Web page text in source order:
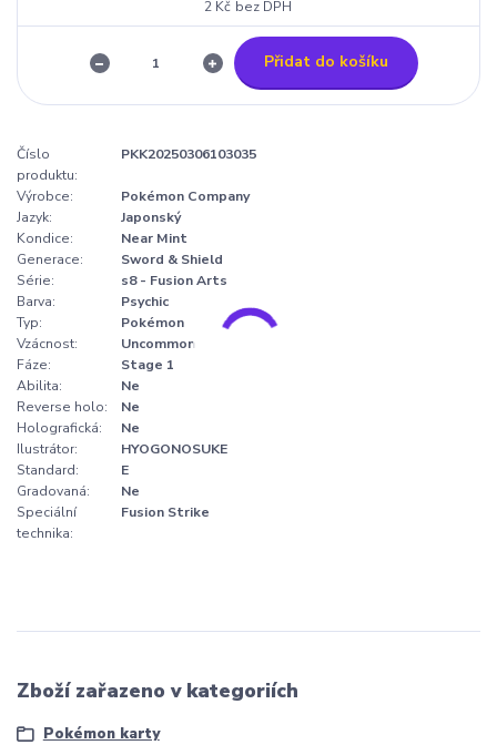
2 Kč bez DPH
Přidat do košíku
Číslo
produktu:
PKK20250306103035
Výrobce:
Pokémon Company
Jazyk:
Japonský
Kondice:
Near Mint
Generace:
Sword & Shield
Série:
s8 - Fusion Arts
Barva:
Psychic
Typ:
Pokémon
Vzácnost:
Uncommon
Fáze:
Stage 1
Abilita:
Ne
Reverse holo:
Ne
Holografická:
Ne
Ilustrátor:
HYOGONOSUKE
Standard:
E
Gradovaná:
Ne
Speciální
technika:
Fusion Strike
Zboží zařazeno v kategoriích
Pokémon karty